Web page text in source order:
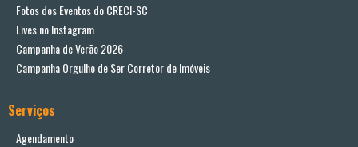
Fotos dos Eventos do CRECI-SC
Lives no Instagram
Campanha de Verão 2026
Campanha Orgulho de Ser Corretor de Imóveis
Serviços
Agendamento